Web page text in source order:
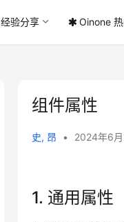
经验分享 Oinone
组件属性
史, 昂 • 2024年6
1. 通用属性